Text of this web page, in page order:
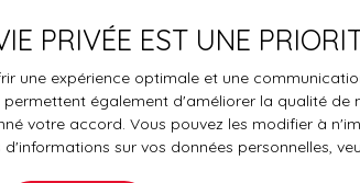
PRIVÉE EST UNE
une expérience optimale et une
également d'améliorer la qualité
votre accord. Vous pouvez les modifier à
sur vos données personnelles,